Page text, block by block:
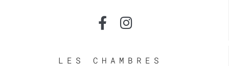
LES CHAMBRES